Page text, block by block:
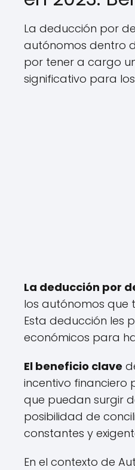
La deducción por
autónomos dentro
por tener a cargo
significativo para
La deducción por
los autónomos que
Esta deducción les
económicos para
El beneficio clave
incentivo financiero
que puedan surgir
posibilidad de
constantes y
En el contexto de